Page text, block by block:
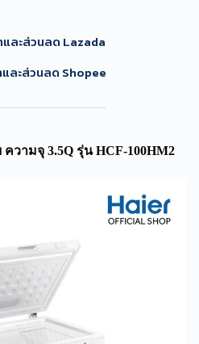
และส่วนลด Lazada
และส่วนลด Shopee
วามจุ 3.5Q รุ่น HCF-100HM2